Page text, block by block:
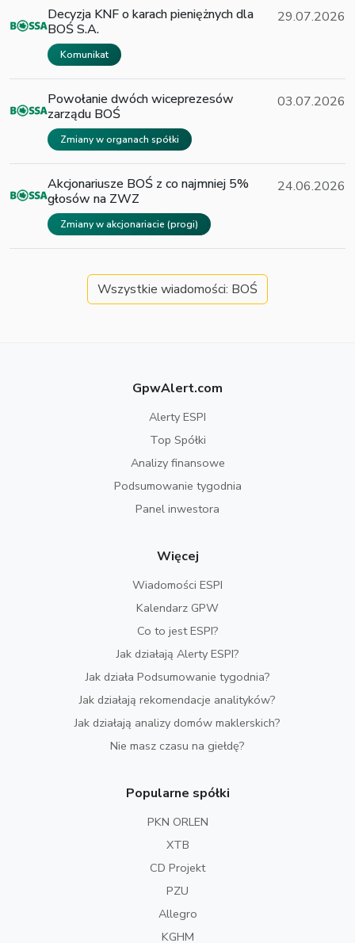
Decyzja KNF o karach pieniężnych dla
BOŚ S.A.
Komunikat
29.07.2026
Powołanie dwóch wiceprezesów
zarządu BOŚ
Zmiany w organach spółki
03.07.2026
Akcjonariusze BOŚ z co najmniej 5%
głosów na ZWZ
Zmiany w akcjonariacie (progi)
24.06.2026
Wszystkie wiadomości: BOŚ
GpwAlert.com
Alerty ESPI
Top Spółki
Analizy finansowe
Podsumowanie tygodnia
Panel inwestora
Więcej
Wiadomości ESPI
Kalendarz GPW
Co to jest ESPI?
Jak działają Alerty ESPI?
Jak działa Podsumowanie tygodnia?
Jak działają rekomendacje analityków?
Jak działają analizy domów maklerskich?
Nie masz czasu na giełdę?
Popularne spółki
PKN ORLEN
XTB
CD Projekt
PZU
Allegro
KGHM